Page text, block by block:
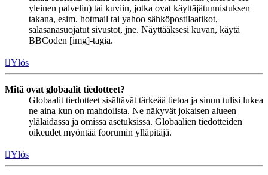
yleinen palvelin) tai kuviin, jotka ovat käyttäjätunnistuksen
takana, esim. hotmail tai yahoo sähköpostilaatikot,
salasanasuojatut sivustot, jne. Näyttääksesi kuvan, käytä
BBCoden [img]-tagia.
Ylös
Mitä ovat globaalit tiedotteet?
Globaalit tiedotteet sisältävät tärkeää tietoa ja sinun tulisi lukea
ne aina kun on mahdolista. Ne näkyvät jokaisen alueen
ylälaidassa ja omissa asetuksissa. Globaalien tiedotteiden
oikeudet myöntää foorumin ylläpitäjä.
Ylös